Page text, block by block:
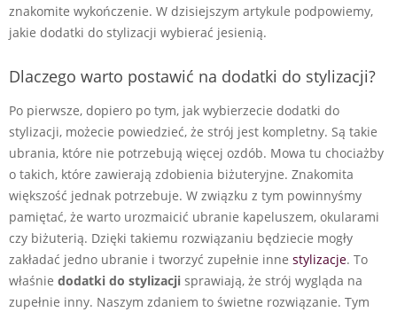
znakomite wykończenie. W dzisiejszym artykule podpowiemy,
jakie dodatki do stylizacji wybierać jesienią.
Dlaczego warto postawić na dodatki do stylizacji?
Po pierwsze, dopiero po tym, jak wybierzecie dodatki do
stylizacji, możecie powiedzieć, że strój jest kompletny. Są takie
ubrania, które nie potrzebują więcej ozdób. Mowa tu chociażby
o takich, które zawierają zdobienia biżuteryjne. Znakomita
większość jednak potrzebuje. W związku z tym powinnyśmy
pamiętać, że warto urozmaicić ubranie kapeluszem, okularami
czy biżuterią. Dzięki takiemu rozwiązaniu będziecie mogły
zakładać jedno ubranie i tworzyć zupełnie inne stylizacje. To
właśnie dodatki do stylizacji sprawiają, że strój wygląda na
zupełnie inny. Naszym zdaniem to świetne rozwiązanie. Tym